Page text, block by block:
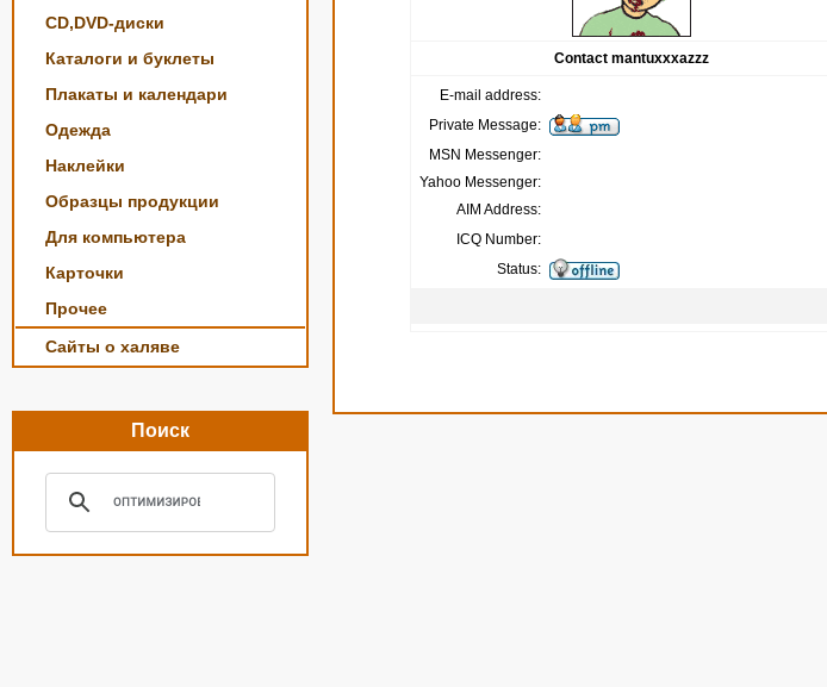
CD,DVD-диски
Каталоги и буклеты
Плакаты и календари
Одежда
Наклейки
Образцы продукции
Для компьютера
Карточки
Прочее
Сайты о халяве
Поиск
Contact mantuxxxazzz
E-mail address:
Private Message:
MSN Messenger:
Yahoo Messenger:
AIM Address:
ICQ Number:
Status: